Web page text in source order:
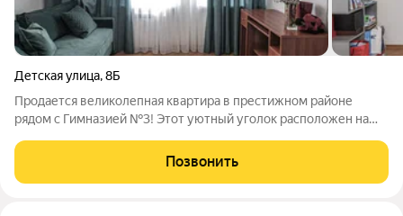
Детская улица,8Б
Продается великолепная квартира в престижном районе
рядом с Гимназией №3! Этот уютный уголок расположен на
спокойствие. В квартире выполнен качественный и стильный
ремонт, который создаст
Позвонить